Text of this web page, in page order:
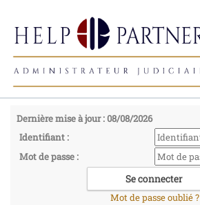
Dernière mise à jour : 08/08/2026
Identifiant :
Mot de passe :
Mot de passe oublié ?